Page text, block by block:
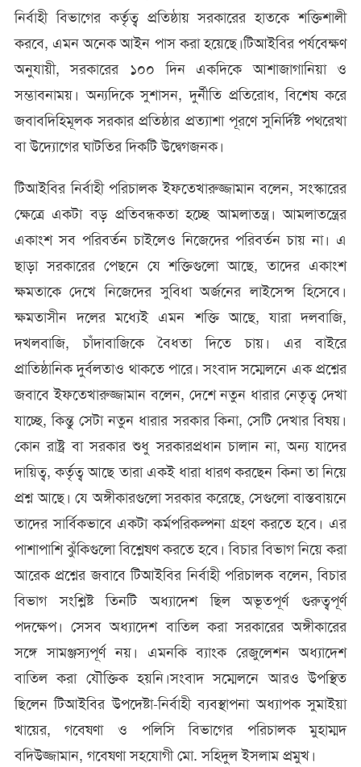
নির্বাহী বিভাগের কর্তৃত্ব প্রতিষ্ঠায় সরকারের হাতকে শক্তিশালী
করবে, এমন অনেক আইন পাস করা হয়েছে।টিআইবির পর্যবেক্ষণ
অনুযায়ী, সরকারের ১০০ দিন একদিকে আশাজাগানিয়া ও
সম্ভাবনাময়। অন্যদিকে সুশাসন, দুর্নীতি প্রতিরোধ, বিশেষ করে
জবাবদিহিমূলক সরকার প্রতিষ্ঠার প্রত্যাশা পূরণে সুনির্দিষ্ট পথরেখা
বা উদ্যোগের ঘাটতির দিকটি উদ্বেগজনক।
টিআইবির নির্বাহী পরিচালক ইফতেখারুজ্জামান বলেন, সংস্কারের
ক্ষেত্রে একটা বড় প্রতিবন্ধকতা হচ্ছে আমলাতন্ত্র। আমলাতন্ত্রের
একাংশ সব পরিবর্তন চাইলেও নিজেদের পরিবর্তন চায় না। এ
ছাড়া সরকারের পেছনে যে শক্তিগুলো আছে, তাদের একাংশ
ক্ষমতাকে দেখে নিজেদের সুবিধা অর্জনের লাইসেন্স হিসেবে।
ক্ষমতাসীন দলের মধ্যেই এমন শক্তি আছে, যারা দলবাজি,
দখলবাজি, চাঁদাবাজিকে বৈধতা দিতে চায়। এর বাইরে
প্রাতিষ্ঠানিক দুর্বলতাও থাকতে পারে। সংবাদ সম্মেলনে এক প্রশ্নের
জবাবে ইফতেখারুজ্জামান বলেন, দেশে নতুন ধারার নেতৃত্ব দেখা
যাচ্ছে, কিন্তু সেটা নতুন ধারার সরকার কিনা, সেটি দেখার বিষয়।
কোন রাষ্ট্র বা সরকার শুধু সরকারপ্রধান চালান না, অন্য যাদের
দায়িত্ব, কর্তৃত্ব আছে তারা একই ধারা ধারণ করছেন কিনা তা নিয়ে
প্রশ্ন আছে। যে অঙ্গীকারগুলো সরকার করেছে, সেগুলো বাস্তবায়নে
তাদের সার্বিকভাবে একটা কর্মপরিকল্পনা গ্রহণ করতে হবে। এর
পাশাপাশি ঝুঁকিগুলো বিশ্লেষণ করতে হবে। বিচার বিভাগ নিয়ে করা
আরেক প্রশ্নের জবাবে টিআইবির নির্বাহী পরিচালক বলেন, বিচার
বিভাগ সংশ্লিষ্ট তিনটি অধ্যাদেশ ছিল অভূতপূর্ণ গুরুত্বপূর্ণ
পদক্ষেপ। সেসব অধ্যাদেশ বাতিল করা সরকারের অঙ্গীকারের
সঙ্গে সামঞ্জস্যপূর্ণ নয়। এমনকি ব্যাংক রেজুলেশন অধ্যাদেশ
বাতিল করা যৌক্তিক হয়নি।সংবাদ সম্মেলনে আরও উপস্থিত
ছিলেন টিআইবির উপদেষ্টা-নির্বাহী ব্যবস্থাপনা অধ্যাপক সুমাইয়া
খায়ের, গবেষণা ও পলিসি বিভাগের পরিচালক মুহাম্মদ
বদিউজ্জামান, গবেষণা সহযোগী মো. সহিদুল ইসলাম প্রমুখ।